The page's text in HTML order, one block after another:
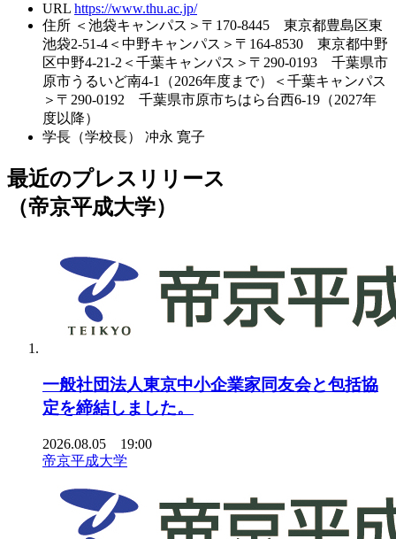
URL https://www.thu.ac.jp/
住所 ＜池袋キャンパス＞〒170-8445 東京都豊島区東
池袋2-51-4＜中野キャンパス＞〒164-8530 東京都中野
区中野4-21-2＜千葉キャンパス＞〒290-0193 千葉県市
原市うるいど南4-1（2026年度まで）＜千葉キャンパス
＞〒290-0192 千葉県市原市ちはら台西6-19（2027年
度以降）
学長（学校長）
冲永 寛子
最近のプレスリリース
（帝京平成大学）
一般社団法人東京中小企業家同友会と包括協
定を締結しました。
2026.08.05 19:00
帝京平成大学